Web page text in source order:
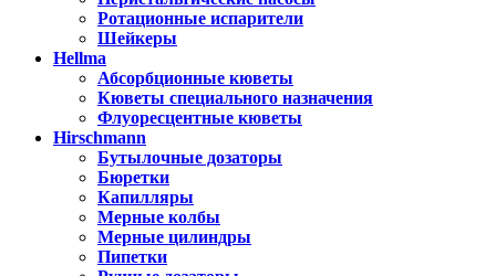
Ротационные испарители
Шейкеры
Hellma
Абсорбционные кюветы
Кюветы специального назначения
Флуоресцентные кюветы
Hirschmann
Бутылочные дозаторы
Бюретки
Капилляры
Мерные колбы
Мерные цилиндры
Пипетки